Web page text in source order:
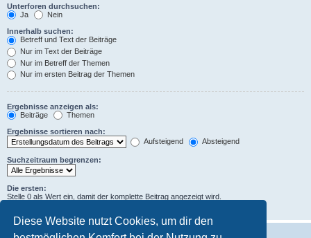
Diese Website nutzt Cookies, um dir den
Unterforen durchsuchen:
Ja
Nein
Innerhalb suchen:
Betreff und Text der Beiträge
Nur im Text der Beiträge
Nur im Betreff der Themen
Nur im ersten Beitrag der Themen
Ergebnisse anzeigen als:
Beiträge
Themen
Ergebnisse sortieren nach:
Aufsteigend
Absteigend
Suchzeitraum begrenzen:
Die ersten:
Stelle 0 als Wert ein, damit der komplette Beitrag angezeigt wird.